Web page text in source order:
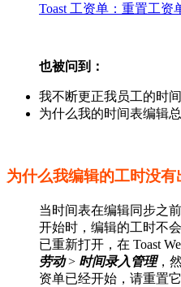
Toast 工资单：重置工资
也被问到：
我不断更正我员工的时
为什么我的时间表编辑
为什么我编辑的工时没有
当时间表在编辑同步之
开始时，编辑的工时不
已重新打开，在 Toast
劳动> 时间录入管理，
资单已经开始，请重置